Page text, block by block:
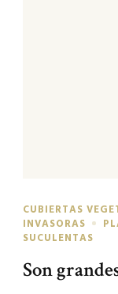
CUBIERTAS
INVASORAS
SUCULENTAS
Son